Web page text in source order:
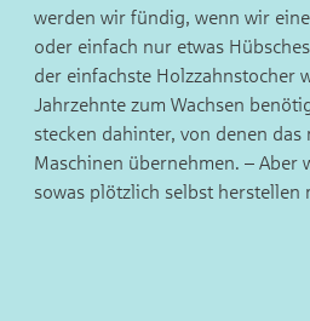
werden wir fündig, wenn wir
oder einfach nur etwas
der einfachste Holzzahnstocher
Jahrzehnte zum Wachsen
stecken dahinter, von denen das
Maschinen übernehmen. – Aber
sowas plötzlich selbst herstellen